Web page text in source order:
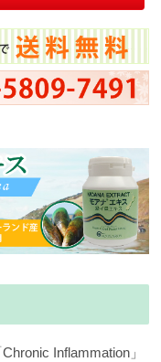
Inflammation」